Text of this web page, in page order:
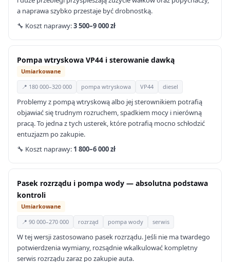
a naprawa szybko przestaje być drobnostką.
🔧 Koszt naprawy:3 500–9 000 zł
Pompa wtryskowa VP44 i sterowanie dawką
Umiarkowane
📍 180 000–320 000
pompa wtryskowa VP44 diesel
Problemy z pompą wtryskową albo jej sterownikiem potrafią
objawiać się trudnym rozruchem, spadkiem mocy i nierówną
pracą. To jedna z tych usterek, które potrafią mocno schłodzić
entuzjazm po zakupie.
🔧 Koszt naprawy: 1 800–6 000 zł
Pasek rozrządu i pompa wody — absolutna podstawa
kontroli
Umiarkowane
📍 90 000–270 000
rozrząd pompa wody serwis
W tej wersji zastosowano pasek rozrządu. Jeśli nie ma twardego
potwierdzenia wymiany, rozsądnie wkalkulować kompletny
serwis rozrządu zaraz po zakupie auta.